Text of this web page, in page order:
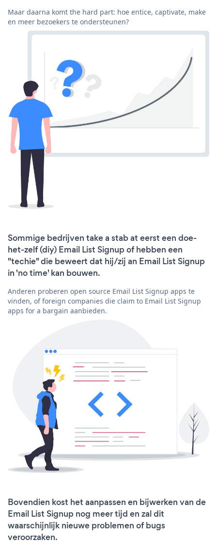
Maar daarna komt the hard part: hoe entice, captivate, make
en meer bezoekers te ondersteunen?
Sommige bedrijven take a stab at eerst een doe-
het-zelf (diy) Email List Signup of hebben een
"techie" die beweert dat hij/zij an Email List Signup
in 'no time' kan bouwen.
Anderen proberen open source Email List Signup apps te
vinden, of foreign companies die claim to Email List Signup
apps for a bargain aanbieden.
Bovendien kost het aanpassen en bijwerken van de
Email List Signup nog meer tijd en zal dit
waarschijnlijk nieuwe problemen of bugs
veroorzaken.